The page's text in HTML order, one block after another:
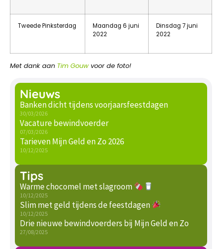
Tweede Pinksterdag
Maandag 6 juni
2022
Dinsdag 7 juni
2022
Met dank aan Tim Gouw voor de foto!
Nieuws
Banken dicht tijdens voorjaarsfeestdagen
30/03/2026
Vacature bewindvoerder
07/03/2026
Tarieven Mijn Geld en Zo 2026
10/12/2025
Tips
Warme chocomel met slagroom
10/12/2025
Slim met geld tijdens de feestdagen
10/12/2025
Drie nieuwe bewindvoerders bij Mijn Geld en Zo
27/08/2025